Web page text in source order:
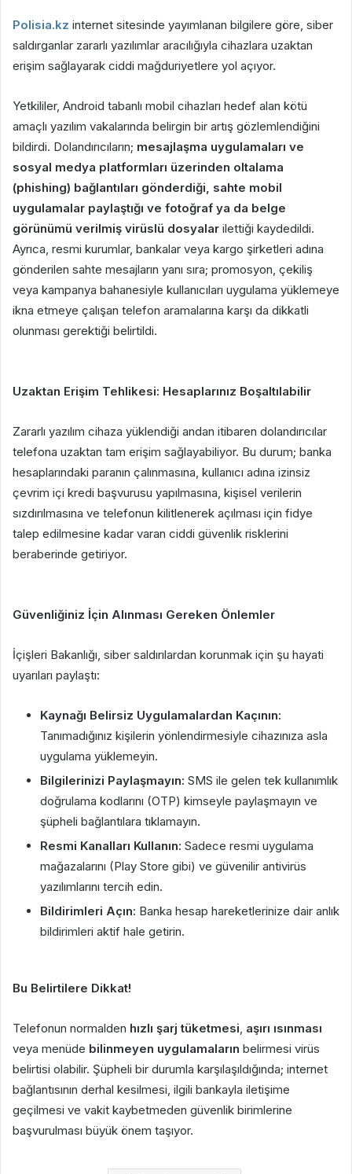
Polisia.kz internet sitesinde yayımlanan bilgilere göre, siber
saldırganlar zararlı yazılımlar aracılığıyla cihazlara uzaktan
erişim sağlayarak ciddi mağduriyetlere yol açıyor.
Yetkililer, Android tabanlı mobil cihazları hedef alan kötü
amaçlı yazılım vakalarında belirgin bir artış gözlemlendiğini
bildirdi. Dolandırıcıların; mesajlaşma uygulamaları ve
sosyal medya platformları üzerinden oltalama
(phishing) bağlantıları gönderdiği, sahte mobil
uygulamalar paylaştığı ve fotoğraf ya da belge
görünümü verilmiş virüslü dosyalar ilettiği kaydedildi.
Ayrıca, resmi kurumlar, bankalar veya kargo şirketleri adına
gönderilen sahte mesajların yanı sıra; promosyon, çekiliş
veya kampanya bahanesiyle kullanıcıları uygulama yüklemeye
ikna etmeye çalışan telefon aramalarına karşı da dikkatli
olunması gerektiği belirtildi.
Uzaktan Erişim Tehlikesi: Hesaplarınız Boşaltılabilir
Zararlı yazılım cihaza yüklendiği andan itibaren dolandırıcılar
telefona uzaktan tam erişim sağlayabiliyor. Bu durum; banka
hesaplarındaki paranın çalınmasına, kullanıcı adına izinsiz
çevrim içi kredi başvurusu yapılmasına, kişisel verilerin
sızdırılmasına ve telefonun kilitlenerek açılması için fidye
talep edilmesine kadar varan ciddi güvenlik risklerini
beraberinde getiriyor.
Güvenliğiniz İçin Alınması Gereken Önlemler
İçişleri Bakanlığı, siber saldırılardan korunmak için şu hayati
uyarıları paylaştı:
Kaynağı Belirsiz Uygulamalardan Kaçının:
Tanımadığınız kişilerin yönlendirmesiyle cihazınıza asla
uygulama yüklemeyin.
Bilgilerinizi Paylaşmayın: SMS ile gelen tek kullanımlık
doğrulama kodlarını (OTP) kimseyle paylaşmayın ve
şüpheli bağlantılara tıklamayın.
Resmi Kanalları Kullanın: Sadece resmi uygulama
mağazalarını (Play Store gibi) ve güvenilir antivirüs
yazılımlarını tercih edin.
Bildirimleri Açın: Banka hesap hareketlerinize dair anlık
bildirimleri aktif hale getirin.
Bu Belirtilere Dikkat!
Telefonun normalden hızlı şarj tüketmesi aşırı ısınması
veya menüde bilinmeyen uygulamaların belirmesi virüs
belirtisi olabilir. Şüpheli bir durumla karşılaşıldığında; internet
bağlantısının derhal kesilmesi, ilgili bankayla iletişime
geçilmesi ve vakit kaybetmeden güvenlik birimlerine
başvurulması büyük önem taşıyor.